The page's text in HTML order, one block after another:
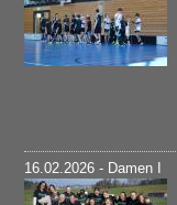
16.02.2026 - Damen I